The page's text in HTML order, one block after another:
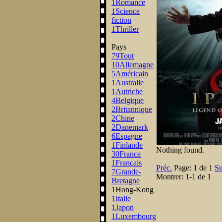
1Romance
1Science
fiction
1Thriller
Pays
79Tout
10Allemagne
5Américain
1Australie
1Autriche
4Belgique
2Britannique
2Chine
2Danemark
6Espagne
1Finlande
30France
1Français
7Grande-
Bretagne
1Hong-Kong
1Italie
1Japon
1Luxembourg
Nothing found.
Préc. Page: 1 de 1
Montrer: 1-1 de 1